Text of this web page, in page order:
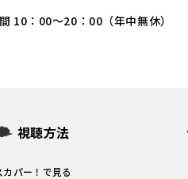
10：00～20：00（年中無休）
視聴方法
カパー！で見る